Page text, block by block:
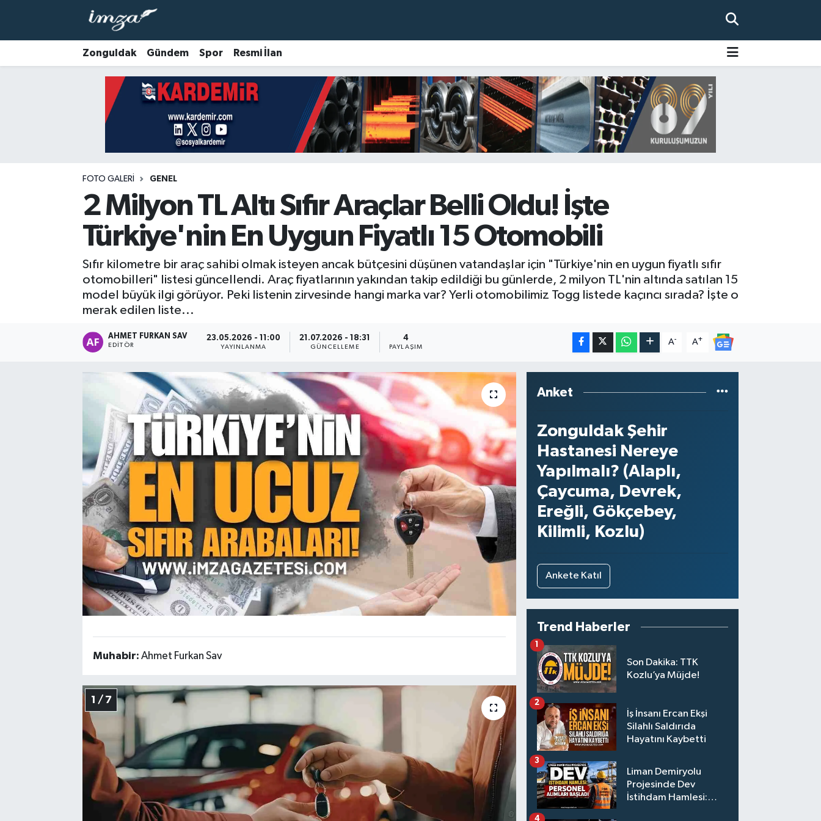
Zonguldak Gündem Spor Resmi İlan
FOTO GALERI GENEL
2 Milyon TL Altı Sıfır Araçlar Belli Oldu! İşte
Türkiye'nin En Uygun Fiyatlı 15 Otomobili
Sıfır kilometre bir araç sahibi olmak isteyen ancak bütçesini düşünen vatandaşlar için "Türkiye'nin en uygun fiyatlı sıfır
otomobilleri" listesi güncellendi. Araç fiyatlarının yakından takip edildiği bu günlerde, 2 milyon TL'nin altında satılan 15
model büyük ilgi görüyor. Peki listenin zirvesinde hangi marka var? Yerli otomobilimiz Togg listede kaçıncı sırada? İşte o
merak edilen liste...
AHMET FURKAN SAV
EDITÖR
23.05.2026 - 11:00
YAYINLANMA
21.07.2026 - 18:31
GÜNCELLEME
4
PAYLAŞIM
A- A+
Muhabir: Ahmet Furkan Sav
1 / 7
Anket
Zonguldak Şehir
Hastanesi Nereye
Yapılmalı? (Alaplı,
Çaycuma, Devrek,
Ereğli, Gökçebey,
Kilimli, Kozlu)
Ankete Katıl
Trend Haberler
Son Dakika: TTK
Kozlu’ya Müjde!
1
İş İnsanı Ercan Ekşi
Silahlı Saldırıda
Hayatını Kaybetti
2
Liman Demiryolu
Projesinde Dev
İstihdam Hamlesi:
3
4
ÇAYCUMA
KASTAMONU
Zonguldak Hava Durumu
Zonguldak Trafik Yoğunluk Haritası
Süper Lig Puan Durumu ve Fikstür
Son Dakika Haberleri